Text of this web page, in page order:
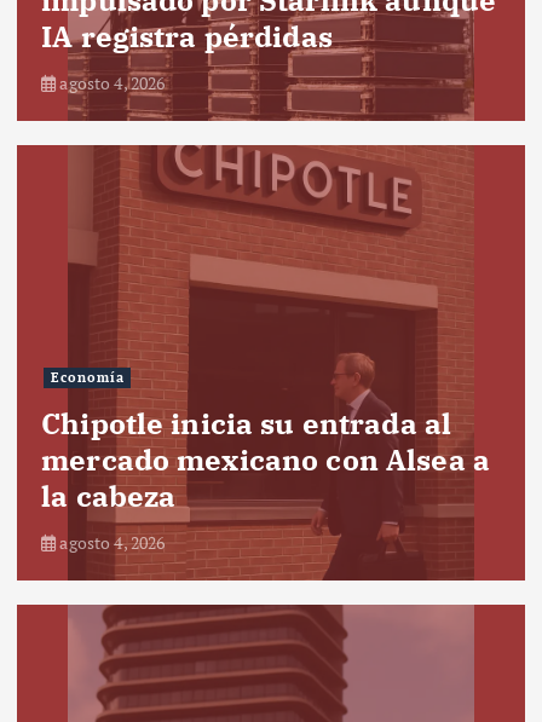
IA registra pérdidas
agosto 4, 2026
Economía
Chipotle inicia su entrada al
mercado mexicano con Alsea a
la cabeza
agosto 4, 2026